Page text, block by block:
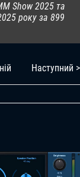
Show 2025 та
року за 899
Наступний >